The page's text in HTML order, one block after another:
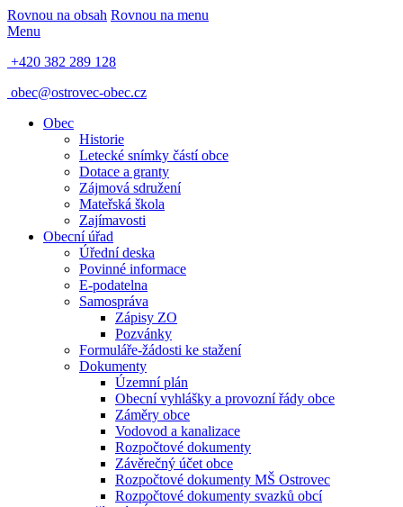
Rovnou na obsah Rovnou na menu
Menu
+420 382 289 128
obec@ostrovec-obec.cz
Obec
Historie
Letecké snímky částí obce
Dotace a granty
Zájmová sdružení
Mateřská škola
Zajímavosti
Obecní úřad
Úřední deska
Povinné informace
E-podatelna
Samospráva
Zápisy ZO
Pozvánky
Formuláře-žádosti ke stažení
Dokumenty
Územní plán
Obecní vyhlášky a provozní řády obce
Záměry obce
Vodovod a kanalizace
Rozpočtové dokumenty
Závěrečný účet obce
Rozpočtové dokumenty MŠ Ostrovec
Rozpočtové dokumenty svazků obcí